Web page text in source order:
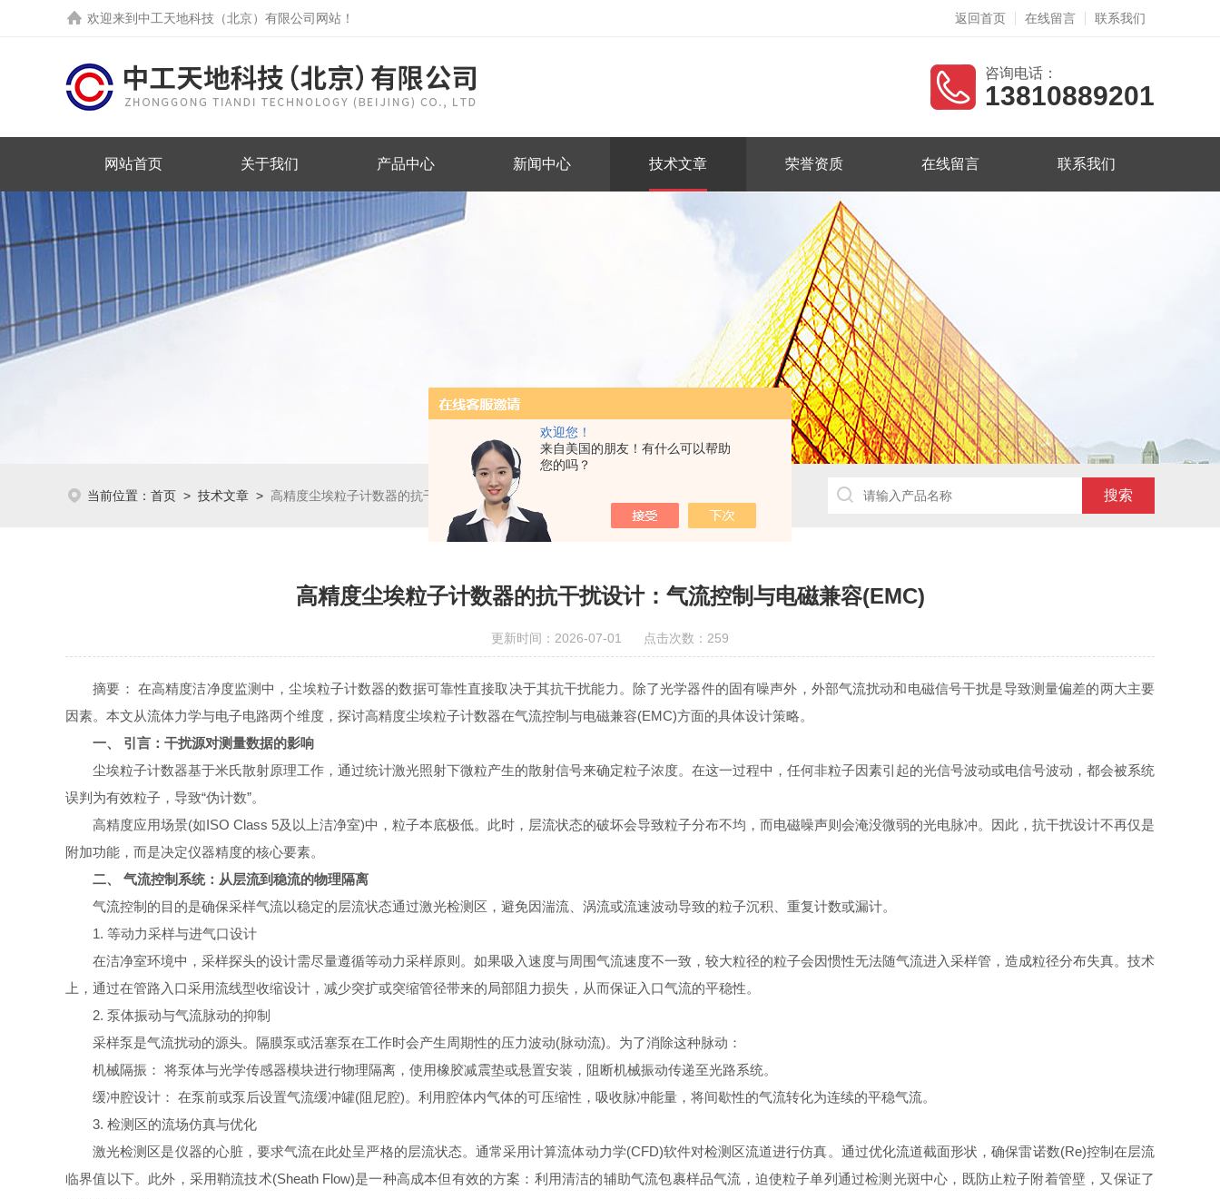
欢迎您！
来自美国的朋友！有什么可以帮助
您的吗？
欢迎来到中工天地科技（北京）有限公司网站！ 返回首页 在线留言 联系我们
咨询电话：
13810889201
网站首页 关于我们 产品中心 新闻中心 技术文章 荣誉资质 在线留言 联系我们
当前位置： 首页 > 技术文章 > 高精度尘埃粒子计数器的抗干扰设计：气流控制与电磁兼容(EMC)
高精度尘埃粒子计数器的抗干扰设计：气流控制与电磁兼容(EMC)
更新时间：2026-07-01 点击次数：259
摘要：​ 在高精度洁净度监测中，尘埃粒子计数器的数据可靠性直接取决于其抗干扰能力。除了光学器件的固有噪声外，外部气流扰动和电磁信号干扰是导致测量偏差的两大主要
因素。本文从流体力学与电子电路两个维度，探讨高精度尘埃粒子计数器在气流控制与电磁兼容(EMC)方面的具体设计策略。
一、 引言：干扰源对测量数据的影响
尘埃粒子计数器基于米氏散射原理工作，通过统计激光照射下微粒产生的散射信号来确定粒子浓度。在这一过程中，任何非粒子因素引起的光信号波动或电信号波动，都会被系统
误判为有效粒子，导致“伪计数”。
高精度应用场景(如ISO Class 5及以上洁净室)中，粒子本底极低。此时，层流状态的破坏会导致粒子分布不均，而电磁噪声则会淹没微弱的光电脉冲。因此，抗干扰设计不再仅是
附加功能，而是决定仪器精度的核心要素。
二、 气流控制系统：从层流到稳流的物理隔离
气流控制的目的是确保采样气流以稳定的层流状态通过激光检测区，避免因湍流、涡流或流速波动导致的粒子沉积、重复计数或漏计。
1. 等动力采样与进气口设计
在洁净室环境中，采样探头的设计需尽量遵循等动力采样原则。如果吸入速度与周围气流速度不一致，较大粒径的粒子会因惯性无法随气流进入采样管，造成粒径分布失真。技术
上，通过在管路入口采用流线型收缩设计，减少突扩或突缩管径带来的局部阻力损失，从而保证入口气流的平稳性。
2. 泵体振动与气流脉动的抑制
采样泵是气流扰动的源头。隔膜泵或活塞泵在工作时会产生周期性的压力波动(脉动流)。为了消除这种脉动：
机械隔振：​ 将泵体与光学传感器模块进行物理隔离，使用橡胶减震垫或悬置安装，阻断机械振动传递至光路系统。
缓冲腔设计：​ 在泵前或泵后设置气流缓冲罐(阻尼腔)。利用腔体内气体的可压缩性，吸收脉冲能量，将间歇性的气流转化为连续的平稳气流。
3. 检测区的流场仿真与优化
激光检测区是仪器的心脏，要求气流在此处呈严格的层流状态。通常采用计算流体动力学(CFD)软件对检测区流道进行仿真。通过优化流道截面形状，确保雷诺数(Re)控制在层流
临界值以下。此外，采用鞘流技术(Sheath Flow)是一种高成本但有效的方案：利用清洁的辅助气流包裹样品气流，迫使粒子单列通过检测光斑中心，既防止粒子附着管壁，又保证了